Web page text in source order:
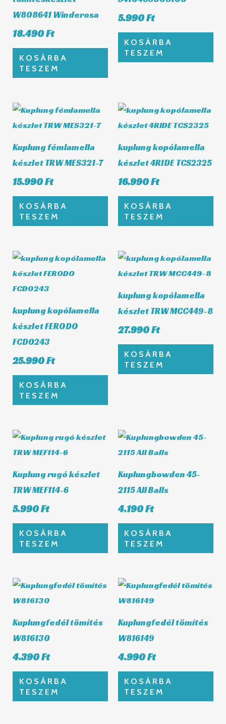
W808641 Winderosa
18.490Ft
KOSÁRBA
TESZEM
5.990Ft
KOSÁRBA
TESZEM
Kuplung fémlamella
készlet TRW MES321-7
15.990Ft
KOSÁRBA
TESZEM
kuplung kopólamella
készlet 4RIDE TCS2325
16.990Ft
KOSÁRBA
TESZEM
kuplung kopólamella
készlet FERODO
FCD0243
25.990Ft
KOSÁRBA
TESZEM
kuplung kopólamella
készlet TRW MCC449-8
27.990Ft
KOSÁRBA
TESZEM
Kuplung rugó készlet
TRW MEF114-6
5.990Ft
KOSÁRBA
TESZEM
Kuplungbowden 45-
2115 All Balls
4.190Ft
KOSÁRBA
TESZEM
Kuplungfedél tömítés
W816130
4.390Ft
KOSÁRBA
TESZEM
Kuplungfedél tömítés
W816149
4.990Ft
KOSÁRBA
TESZEM